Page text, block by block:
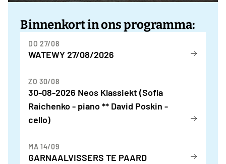
Binnenkort in ons programma:
DO 27/08
WATEWY 27/08/2026
ZO 30/08
30-08-2026 Neos Klassiekt (Sofia
Raichenko - piano ** David Poskin -
cello)
MA 14/09
GARNAALVISSERS TE PAARD